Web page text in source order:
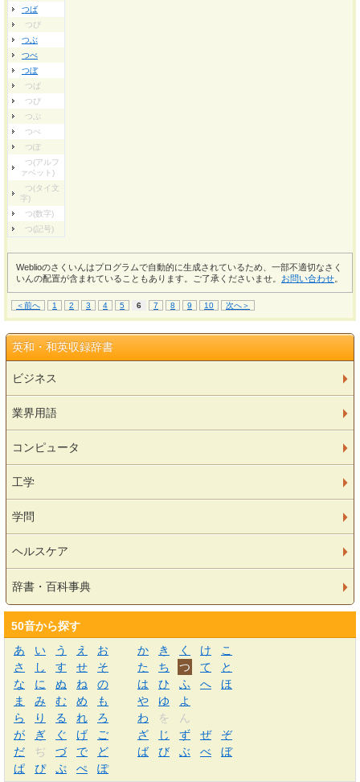
つば
つび
つぶ
つべ
つぼ
つぱ
つぴ
つぷ
つぺ
つぽ
つ(アルフ
ァベット)
つ(タイ文
字)
つ(数字)
つ(記号)
Weblioのさくいんはプログラムで自動的に生成されているため、一部不適切なさく
いんの配置が含まれていることもあります。ご了承くださいませ。 お問い合わせ
＜前へ 1 2 3 4 5 6 7 8 9 10 次へ＞
英和・和英収録辞書
ビジネス
業界用語
コンピュータ
工学
学問
ヘルスケア
辞書・百科事典
50音から探す
あ
い う え お か き く け
こ
さ
し す せ そ た ち つ て
と
な
に ぬ ね の は ひ ふ へ
ほ
ま
み む め も や ゆ
よ
ら
り る れ ろ わ を
ん
が
ぎ ぐ げ ご ざ じ ず ぜ
ぞ
だ
ぢ づ で ど ば び ぶ べ
ぼ
ぱ
ぴ ぷ ぺ ぽ